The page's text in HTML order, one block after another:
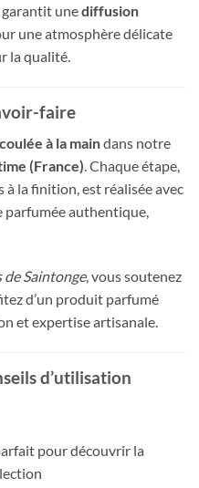
unediffusion
une atmosphère délicate
la qualité.
faire
coulée à la maindans notre
(France). Chaque étape,
la finition, est réalisée avec
parfumée authentique,
de Saintonge, vous soutenez
d’un produit parfumé
et expertise artisanale.
d’utilisation
pour découvrir la